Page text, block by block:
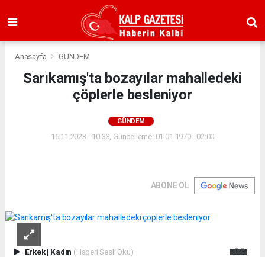
Anasayfa GÜNDEM
Sarıkamış'ta bozayılar mahalledeki
çöplerle besleniyor
GÜNDEM
16.11.2023 - 10:33, Güncelleme: 01.01.1970 - 02:00
ABONE OL
Erkek| Kadın (Haberi Sesli Oku)